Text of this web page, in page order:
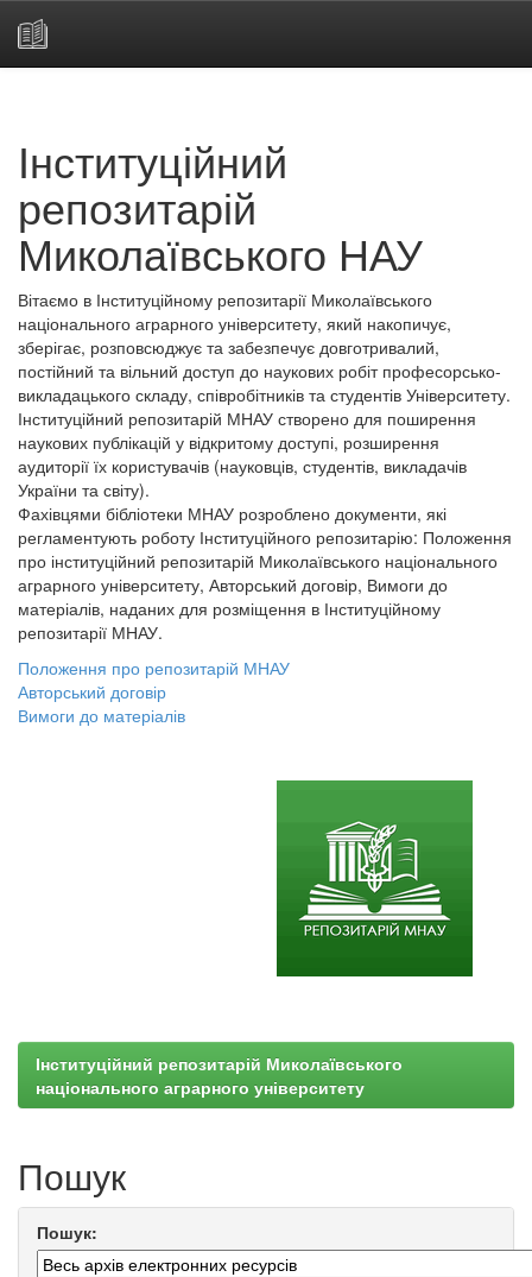
Інституційний
репозитарій
Миколаївського НАУ
Вітаємо в Інституційному репозитарії Миколаївського
національного аграрного університету, який накопичує,
зберігає, розповсюджує та забезпечує довготривалий,
постійний та вільний доступ до наукових робіт професорсько-
викладацького складу, співробітників та студентів Університету.
Інституційний репозитарій МНАУ створено для поширення
наукових публікацій у відкритому доступі, розширення
аудиторії їх користувачів (науковців, студентів, викладачів
України та світу).
Фахівцями бібліотеки МНАУ розроблено документи, які
регламентують роботу Інституційного репозитарію: Положення
про інституційний репозитарій Миколаївського національного
аграрного університету, Авторський договір, Вимоги до
матеріалів, наданих для розміщення в Інституційному
репозитарії МНАУ.
Положення про репозитарій МНАУ
Авторський договір
Вимоги до матеріалів
Інституційний репозитарій Миколаївського
національного аграрного університету
Пошук
Пошук: